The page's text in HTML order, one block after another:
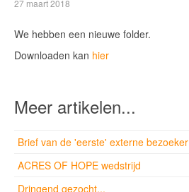
27 maart 2018
We hebben een nieuwe folder.
Downloaden kan hier
Meer artikelen...
Brief van de 'eerste' externe bezoeker
ACRES OF HOPE wedstrijd
Dringend gezocht...